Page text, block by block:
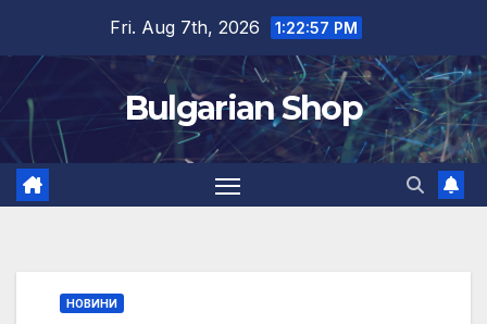
content
Fri. Aug 7th, 2026 1:22:58 PM
Bulgarian Shop
НОВИНИ